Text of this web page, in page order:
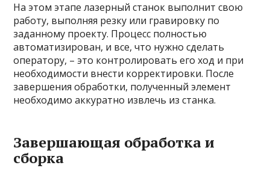
На этом этапе лазерный станок выполнит свою
работу, выполняя резку или гравировку по
заданному проекту. Процесс полностью
автоматизирован, и все, что нужно сделать
оператору, – это контролировать его ход и при
необходимости внести корректировки. После
завершения обработки, полученный элемент
необходимо аккуратно извлечь из станка.
Завершающая обработка и
сборка